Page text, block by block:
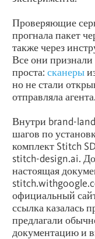
Проверяющие
прогнала пакет
также через
Все они
проста: сканеры
но не стали
отправляла агента.
Внутри brand-
шагов по
комплект Stitch
stitch-design.ai.
настоящая
официальный
ссылка казалась
предлагали
документацию и